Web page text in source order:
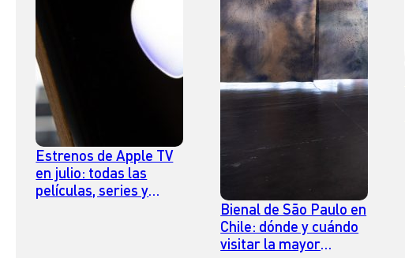
Estrenos de Apple TV
en julio: todas las
películas, series y
Bienal de São Paulo en
Chile: dónde y cuándo
visitar la mayor